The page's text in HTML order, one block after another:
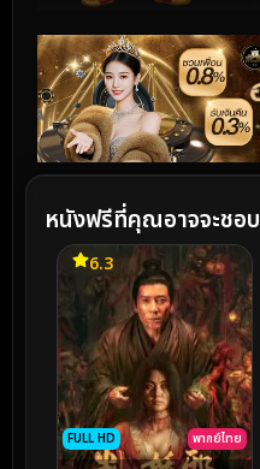
หนังฟรีที่คุณอาจจะชอบ
FULL HD พากย์ไทย
6.3